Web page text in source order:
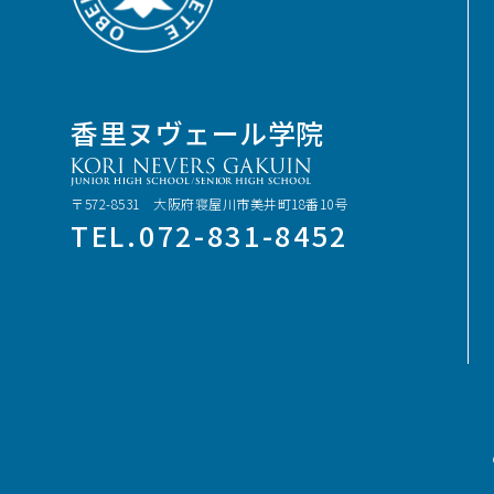
香里ヌヴェール学院
〒572-8531 大阪府寝屋川市美井町18番10号
TEL.072-831-8452